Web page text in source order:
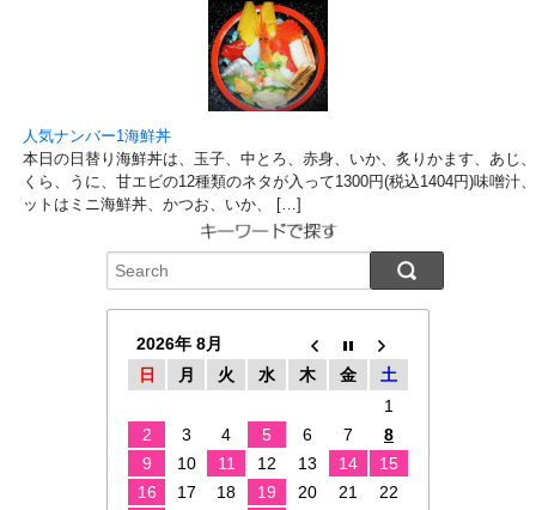
人気ナンバー1海鮮丼
本日の日替り海鮮丼は、玉子、中とろ、赤身、いか、炙りかます、あじ
くら、うに、甘エビの12種類のネタが入って1300円(税込1404円)味噌汁
ットはミニ海鮮丼、かつお、いか、 […]
2026年 8月
日
月 火 水 木 金
土
1
2
3 4 5 6 7
8
9
10 11 12 13 14
15
16
17 18 19 20 21
22